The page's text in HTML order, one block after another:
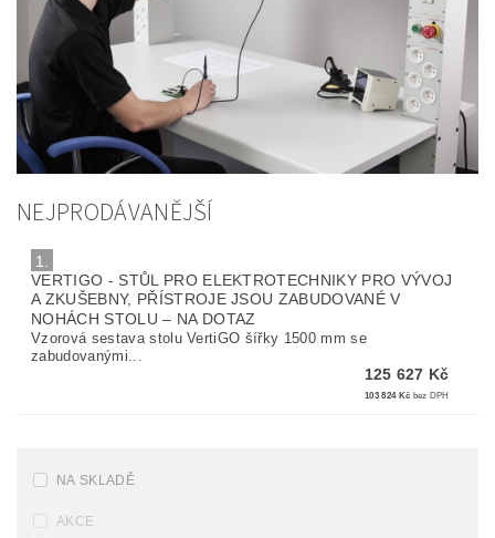
NEJPRODÁVANĚJŠÍ
1.
VERTIGO - STŮL PRO ELEKTROTECHNIKY PRO VÝVOJ
A ZKUŠEBNY, PŘÍSTROJE JSOU ZABUDOVANÉ V
NOHÁCH STOLU– NA DOTAZ
Vzorová sestava stolu VertiGO šířky 1500 mm se
zabudovanými...
125 627 Kč
103 824 Kč bez DPH
NA SKLADĚ
AKCE